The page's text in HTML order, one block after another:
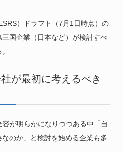
）ドラフト（7月1日時点）の
国企業（日本など）が検討すべ
が最初に考えるべき
が明らかになりつつある中「自
のか」と検討を始める企業も多